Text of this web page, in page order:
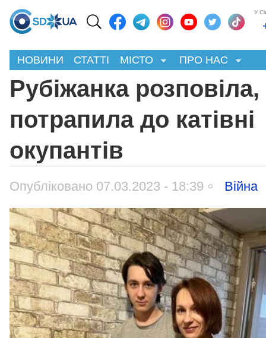
У
НОВИНИ СТАТТІ МІСТО ПРО НАС
Рубіжанка розповіла,
потрапила до катівні
окупантів
Опубліковано 07.03.2023 - 18:39 Війна